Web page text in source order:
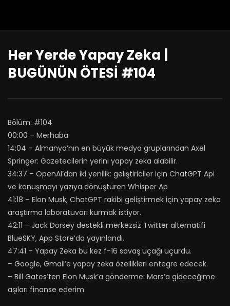
Her Yerde Yapay Zeka |
BUGÜNÜN ÖTESİ #104
Bölüm: #104
00:00 – Merhaba
14:04 – Almanya’nın en büyük medya gruplarından Axel
Springer: Gazetecilerin yerini yapay zeka alabilir.
34:37 – OpenAI’dan iki yenilik: geliştiriciler için ChatGPT Api
ve konuşmayı yazıya dönüştüren Whisper Ap
41:18 – Elon Musk, ChatGPT rakibi geliştirmek için yapay zeka
araştırma laboratuvarı kurmak istiyor.
42:11 – Jack Dorsey destekli merkezsiz Twitter alternatifi
BlueSKY, App Store’da yayınlandı.
47:41 – Yapay Zeka bu kez f-16 savaş uçağı uçurdu.
– Google, Gmail’e yapay zeka özellikleri entegre edecek.
– Bill Gates’ten Elon Musk’a gönderme: Mars’a gideceğime
aşıları finanse ederim.